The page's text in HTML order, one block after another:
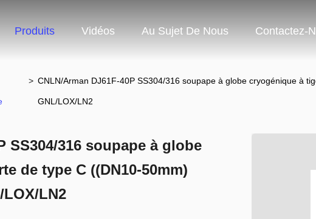
Produits Vidéos Au Sujet De Nous Contactez-
> CNLN/Arman DJ61F-40P SS304/316 soupape à globe cryogénique à
GNL/LOX/LN2
SS304/316 soupape à globe
de type C ((DN10-50mm)
LN2